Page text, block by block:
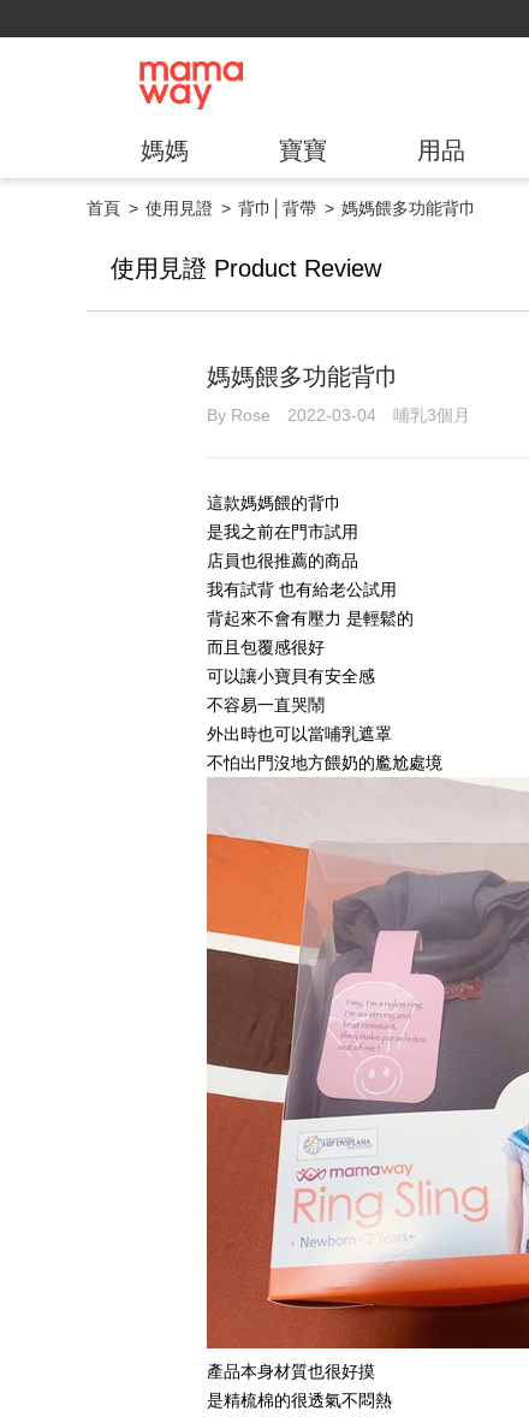
媽媽 寶寶 用品
首頁 使用見證 背巾│背帶 媽媽餵多功能背巾
使用見證 Product Review
媽媽餵多功能背巾
By Rose 2022-03-04 哺乳3個月
這款媽媽餵的背巾
是我之前在門市試用
店員也很推薦的商品
我有試背 也有給老公試用
背起來不會有壓力 是輕鬆的
而且包覆感很好
可以讓小寶貝有安全感
不容易一直哭鬧
外出時也可以當哺乳遮罩
不怕出門沒地方餵奶的尷尬處境
產品本身材質也很好摸
是精梳棉的很透氣不悶熱